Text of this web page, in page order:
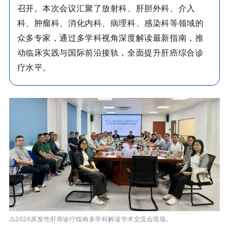
召开。本次会议汇聚了放射科、肝胆外科、介入
科、肿瘤科、消化内科、 病理科、感染科等领域的
众多专家，通过多学科视角深度解读最新指南，推
动临床实践与国际前沿接轨，全面提升肝癌综合诊
疗水平。
△2026原发性肝癌诊疗指南多学科解读学术交流会现场。